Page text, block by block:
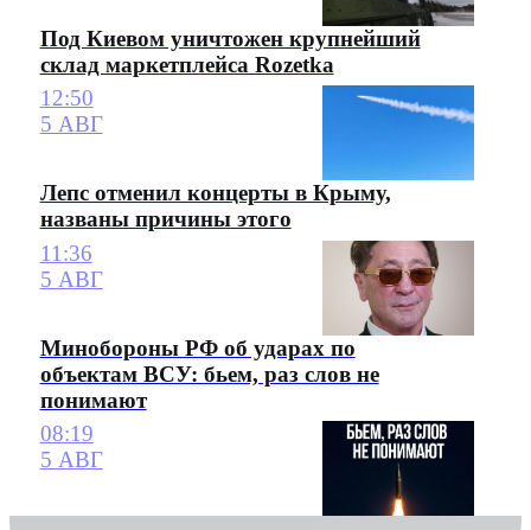
Под Киевом уничтожен крупнейший
склад маркетплейса Rozetka
12:50
5 АВГ
Лепс отменил концерты в Крыму,
названы причины этого
11:36
5 АВГ
Минобороны РФ об ударах по
объектам ВСУ: бьем, раз слов не
понимают
08:19
5 АВГ